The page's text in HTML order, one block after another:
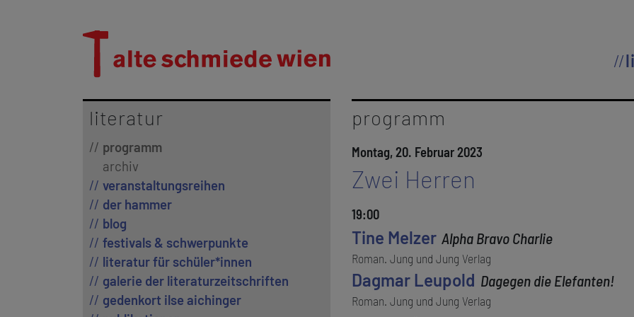
literatur
programm
archiv
veranstaltungsreihen
der hammer
blog
festivals & schwerpunkte
literatur für schüler*innen
galerie der literaturzeitschriften
gedenkort ilse aichinger
programm
Montag, 20. Februar 2023
Zwei Herren
19:00
Tine Melzer Alpha Bravo Charlie
Roman. Jung und Jung Verlag
Dagmar Leupold Dagegen die Elefanten!
Roman. Jung und Jung Verlag